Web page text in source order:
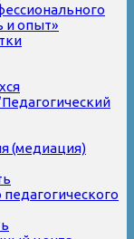
и опыт»
(медиация)